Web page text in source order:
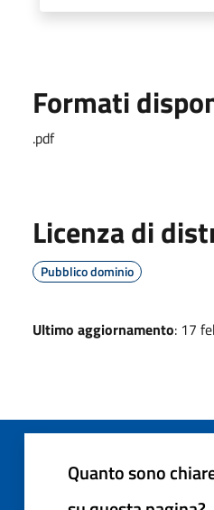
Formati
.pdf
Licenza di
Pubblico dominio
Ultimo aggiornamento: 17
Quanto sono